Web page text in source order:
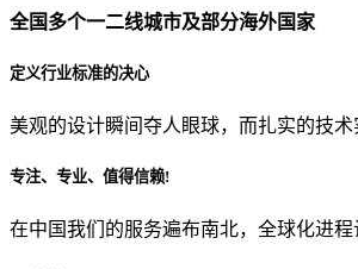
贵公司的团队规模是？
从哪里了解到我们？
全国多个一二线城市及部分海外国家
定义行业标准的决心
美观的设计瞬间夺人眼球，而扎实的技
专注、专业、值得信赖!
在中国我们的服务遍布南北，全球化进